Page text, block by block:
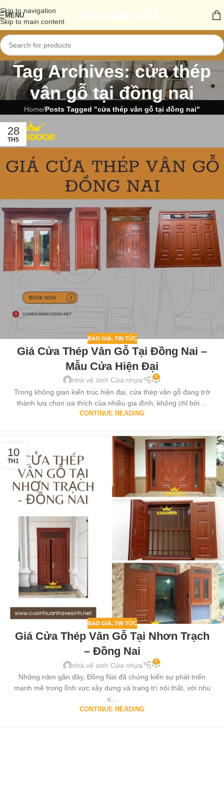
Skip to navigation
Skip to main content
MENU
Tag Archives: cửa thép
vân gỗ tại đồng nai
Home/Posts Tagged "cửa thép vân gỗ tại đồng nai"
28
TH5
BÁO GIÁ, TIN TỨC
Giá Cửa Thép Vân Gỗ Tại Đồng Nai –
Mẫu Cửa Hiện Đại
nhà vệ sinh Cửa nhựa 0
Trong không gian kiến trúc hiện đại, cửa thép vân gỗ đang trở
thành lựa chọn ưa thích của nhiều gia đình, không chỉ bởi ...
CONTINUE READING
10
TH1
BÁO GIÁ, TIN TỨC
Giá Cửa Thép Vân Gỗ Tại Nhơn Trạch
– Đồng Nai
nhà vệ sinh Cửa nhựa 0
Những năm gần đây, Đồng Nai đã chứng kiến sự phát triển
mạnh mẽ trong lĩnh vực xây dựng và trang trí nội thất, với nhu
c...
CONTINUE READING